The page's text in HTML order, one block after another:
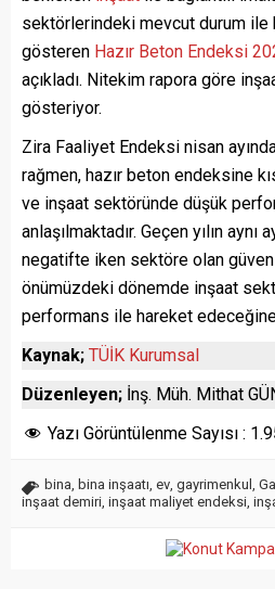
sektörlerindeki mevcut durum
gösteren Hazır Beton Endeksi
açıkladı. Nitekim rapora göre
gösteriyor.
Zira Faaliyet Endeksi nisan
rağmen, hazır beton endeksine
ve inşaat sektöründe düşük
anlaşılmaktadır. Geçen yılın
negatifte iken sektöre olan
önümüzdeki dönemde inşaat
performans ile hareket
Kaynak; TÜİK Kurumsal
Düzenleyen; İnş. Müh. Mithat
Yazı Görüntülenme Sayısı :
bina, bina inşaatı, ev, gayrimenkul ,
inşaat demiri, inşaat maliyet endeksi,